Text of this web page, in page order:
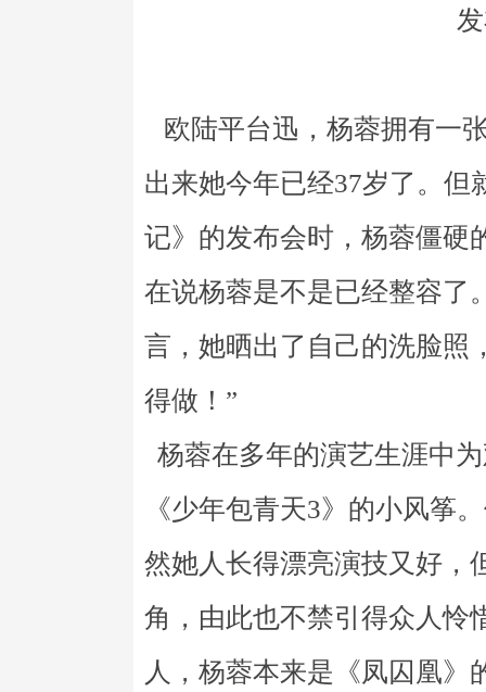
欧陆平台迅，杨蓉拥有一
出来她今年已经37岁了。但
记》的发布会时，杨蓉僵硬
在说杨蓉是不是已经整容了
言，她晒出了自己的洗脸照
得做！”
杨蓉在多年的演艺生涯中
《少年包青天3》的小风筝
然她人长得漂亮演技又好，
角，由此也不禁引得众人怜
人，杨蓉本来是《凤囚凰》